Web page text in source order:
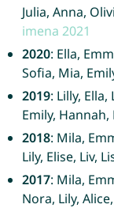
Julia, Anna,
imena 2021
2020: Ella,
Sofia, Mia,
2019: Lilly, Ella,
Emily,
2018: Mila,
Lily, Elise, Liv,
2017: Mila,
Nora, Lily,